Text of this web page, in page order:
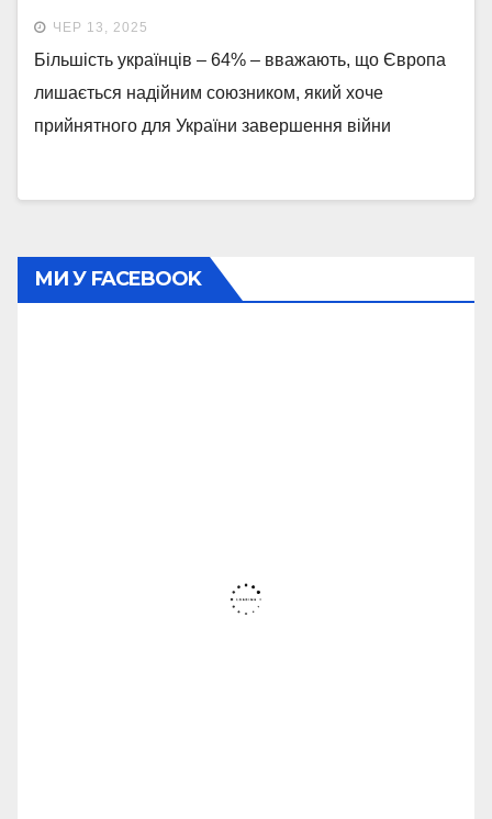
ставлення до США / звичайних
американців / керівництва США
ЧЕР 13, 2025
Більшість українців – 64% – вважають, що Європа
лишається надійним союзником, який хоче
прийнятного для України завершення війни
МИ У FACEBOOK